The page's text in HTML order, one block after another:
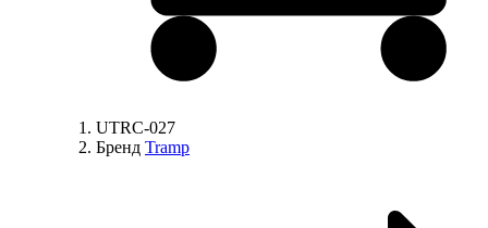
UTRC-027
Бренд Tramp